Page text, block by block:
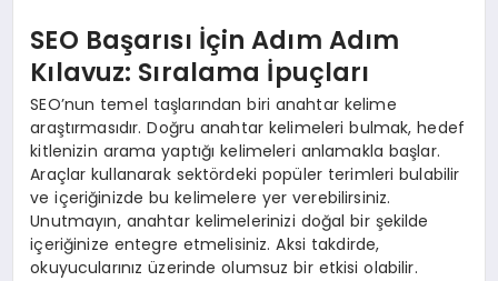
SEO Başarısı İçin Adım Adım
Kılavuz: Sıralama İpuçları
SEO’nun temel taşlarından biri anahtar kelime
araştırmasıdır. Doğru anahtar kelimeleri bulmak, hedef
kitlenizin arama yaptığı kelimeleri anlamakla başlar.
Araçlar kullanarak sektördeki popüler terimleri bulabilir
ve içeriğinizde bu kelimelere yer verebilirsiniz.
Unutmayın, anahtar kelimelerinizi doğal bir şekilde
içeriğinize entegre etmelisiniz. Aksi takdirde,
okuyucularınız üzerinde olumsuz bir etkisi olabilir.